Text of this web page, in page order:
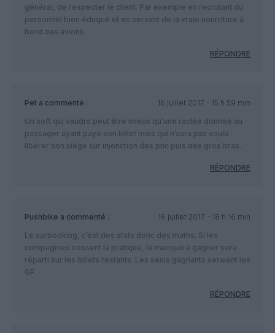
général, de respecter le client. Par exemple en recrutant du
personnel bien éduqué et en servant de la vraie nourriture à
bord des avions.
RÉPONDRE
Pet a commenté :
16 juillet 2017 - 15 h 59 min
Un soft qui vaudra peut être mieux qu’une raclée donnée au
passager ayant payé son billet mais qui n’aura pas voulu
libérer son siège sur injonction des pnc puis des gros bras.
RÉPONDRE
Pushbike a commenté :
16 juillet 2017 - 18 h 16 min
Le surbooking, c’est des stats donc des maths. Si les
compagnies cessent la pratique, le manque à gagner sera
réparti sur les billets restants. Les seuls gagnants seraient les
GP.
RÉPONDRE